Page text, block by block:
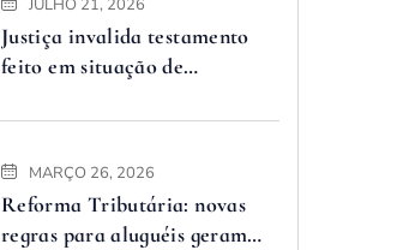
JULHO 21, 2026
Justiça invalida testamento
feito em situação de
MARÇO 26, 2026
Reforma Tributária: novas
regras para aluguéis geram